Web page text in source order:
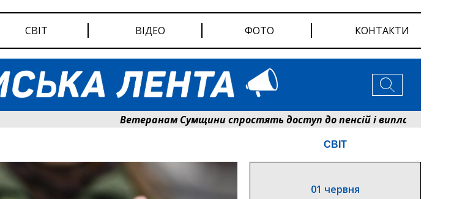
СВІТ ВІДЕО ФОТО КОНТАКТИ
Ветеранам Сумщини спростять доступ до пенсій і виплат: Пенсійний
СВІТ
01 червня